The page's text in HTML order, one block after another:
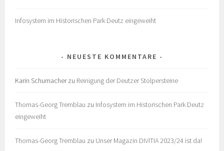
Infosystem im Historischen Park Deutz eingeweiht
NEUESTE KOMMENTARE
Karin Schumacherzu Reinigung der Deutzer Stolpersteine
Thomas-Georg Tremblau zu Infosystem im Historischen Park Deutz
eingeweiht
Thomas-Georg Tremblau zu Unser Magazin DIVITIA 2023/24 ist da!